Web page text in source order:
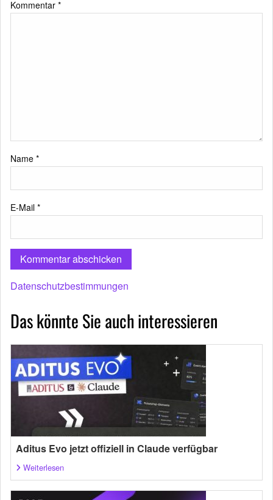
Kommentar *
Name *
E-Mail *
Datenschutzbestimmungen
Das könnte Sie auch interessieren
Aditus Evo jetzt offiziell in Claude verfügbar
Weiterlesen